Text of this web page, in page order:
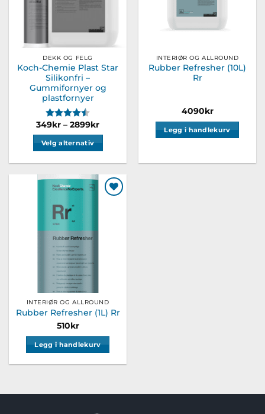
DEKK OG FELG
Koch-Chemie Plast Star
Silikonfri –
Gummifornyer og
plastfornyer
Karakter:
349kr – 2899krPrisområde:
Velg alternativ
har
flere
varianter.
Alternativene
kan
velges
på
produktsiden
INTERIØR OG ALLROUND
Rubber Refresher (10L)
Rr
4090kr
Legg i handlekurv
INTERIØR OG ALLROUND
Rubber Refresher (1L) Rr
510kr
Legg i handlekurv